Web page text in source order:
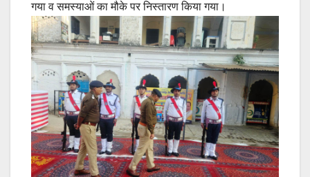
गया व समस्याओं का मौके पर निस्तारण किया गया।